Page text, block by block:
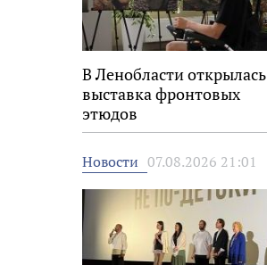
В Ленобласти открылась
выставка фронтовых
этюдов
Новости 07.08.2026 21:01